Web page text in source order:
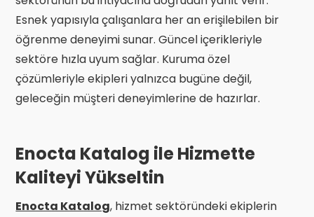
Esnek yapısıyla çalışanlara her an erişilebilen bir
öğrenme deneyimi sunar. Güncel içerikleriyle
sektöre hızla uyum sağlar. Kuruma özel
çözümleriyle ekipleri yalnızca bugüne değil,
geleceğin müşteri deneyimlerine de hazırlar.
Enocta Katalog ile Hizmette
Kaliteyi Yükseltin
Enocta Katalog, hizmet sektöründeki ekiplerin